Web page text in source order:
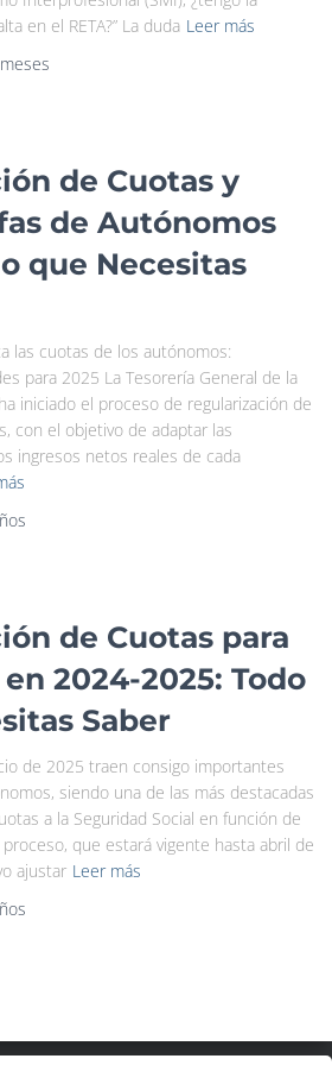
en el RETA?” La duda Leer más
de Cuotas y
de Autónomos
que Necesitas
las cuotas de los autónomos:
para 2025 La Tesorería General de la
iniciado el proceso de regularización de
con el objetivo de adaptar las
ingresos netos reales de cada
de Cuotas para
2024-2025: Todo
Saber
de 2025 traen consigo importantes
siendo una de las más destacadas
a la Seguridad Social en función de
que estará vigente hasta abril de
ajustar Leer más